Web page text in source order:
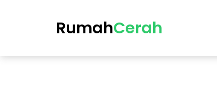
RumahCerah